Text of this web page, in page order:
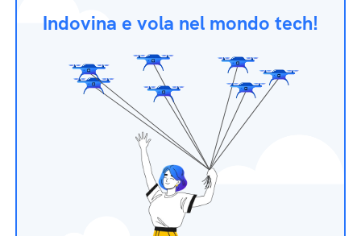
Indovina e vola nel mondo tech!